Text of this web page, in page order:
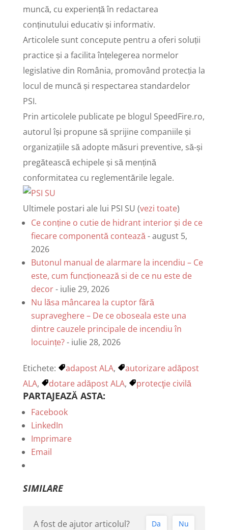
muncă, cu experiență în redactarea
conținutului educativ și informativ.
Articolele sunt concepute pentru a oferi soluții
practice și a facilita înțelegerea normelor
legislative din România, promovând protecția la
locul de muncă și respectarea standardelor
PSI.
Prin articolele publicate pe blogul SpeedFire.ro,
autorul își propune să sprijine companiile și
organizațiile să adopte măsuri preventive, să-și
pregătească echipele și să mențină
conformitatea cu reglementările legale.
Ultimele postari ale lui PSI SU (vezi toate)
Ce conține o cutie de hidrant interior și de ce
fiecare componentă contează- august 5,
2026
Butonul manual de alarmare la incendiu – Ce
este, cum funcționează si de ce nu este de
decor- iulie 29, 2026
Nu lăsa mâncarea la cuptor fără
supraveghere – De ce oboseala este una
dintre cauzele principale de incendiu în
locuințe?- iulie 28, 2026
Etichete: adapost ALA,
autorizare adăpost
ALA, dotare adăpost ALA, protecţie civilă
PARTAJEAZĂ ASTA:
Facebook
LinkedIn
Imprimare
Email
SIMILARE
A fost de ajutor articolul? Da Nu